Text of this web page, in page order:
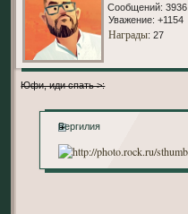
Сообщений: 3936
Уважение: +1154
Награды: 27
Юфи, иди спать >:
Вергилия